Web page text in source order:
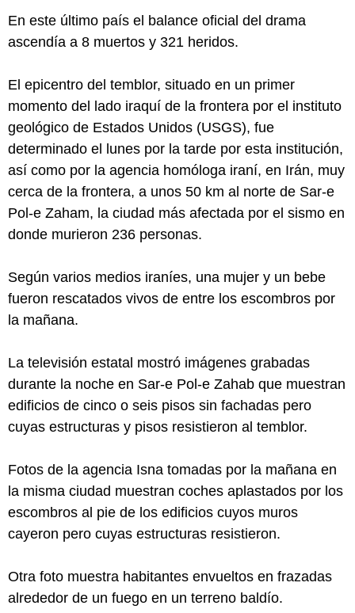
En este último país el balance oficial del drama
ascendía a 8 muertos y 321 heridos.
El epicentro del temblor, situado en un primer
momento del lado iraquí de la frontera por el instituto
geológico de Estados Unidos (USGS), fue
determinado el lunes por la tarde por esta institución,
así como por la agencia homóloga iraní, en Irán, muy
cerca de la frontera, a unos 50 km al norte de Sar-e
Pol-e Zaham, la ciudad más afectada por el sismo en
donde murieron 236 personas.
Según varios medios iraníes, una mujer y un bebe
fueron rescatados vivos de entre los escombros por
la mañana.
La televisión estatal mostró imágenes grabadas
durante la noche en Sar-e Pol-e Zahab que muestran
edificios de cinco o seis pisos sin fachadas pero
cuyas estructuras y pisos resistieron al temblor.
Fotos de la agencia Isna tomadas por la mañana en
la misma ciudad muestran coches aplastados por los
escombros al pie de los edificios cuyos muros
cayeron pero cuyas estructuras resistieron.
Otra foto muestra habitantes envueltos en frazadas
alrededor de un fuego en un terreno baldío.